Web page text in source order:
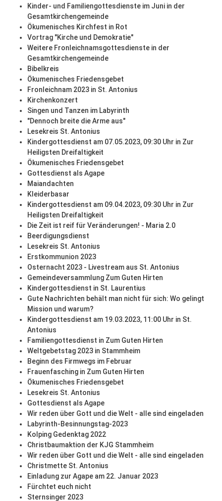
Kinder- und Familiengottesdienste im Juni in der
Gesamtkirchengemeinde
Ökumenisches Kirchfest in Rot
Vortrag "Kirche und Demokratie"
Weitere Fronleichnamsgottesdienste in der
Gesamtkirchengemeinde
Bibelkreis
Ökumenisches Friedensgebet
Fronleichnam 2023 in St. Antonius
Kirchenkonzert
Singen und Tanzen im Labyrinth
"Dennoch breite die Arme aus"
Lesekreis St. Antonius
Kindergottesdienst am 07.05.2023, 09:30 Uhr in Zur
Heiligsten Dreifaltigkeit
Ökumenisches Friedensgebet
Gottesdienst als Agape
Maiandachten
Kleiderbasar
Kindergottesdienst am 09.04.2023, 09:30 Uhr in Zur
Heiligsten Dreifaltigkeit
Die Zeit ist reif für Veränderungen! - Maria 2.0
Beerdigungsdienst
Lesekreis St. Antonius
Erstkommunion 2023
Osternacht 2023 - Livestream aus St. Antonius
Gemeindeversammlung Zum Guten Hirten
Kindergottesdienst in St. Laurentius
Gute Nachrichten behält man nicht für sich: Wo gelingt
Mission und warum?
Kindergottesdienst am 19.03.2023, 11:00 Uhr in St.
Antonius
Familiengottesdienst in Zum Guten Hirten
Weltgebetstag 2023 in Stammheim
Beginn des Firmwegs im Februar
Frauenfasching in Zum Guten Hirten
Ökumenisches Friedensgebet
Lesekreis St. Antonius
Gottesdienst als Agape
Wir reden über Gott und die Welt - alle sind eingeladen
Labyrinth-Besinnungstag-2023
Kolping Gedenktag 2022
Christbaumaktion der KJG Stammheim
Wir reden über Gott und die Welt - alle sind eingeladen
Christmette St. Antonius
Einladung zur Agape am 22. Januar 2023
Fürchtet euch nicht
Sternsinger 2023